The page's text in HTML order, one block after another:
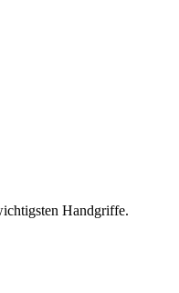
Handgriffe.